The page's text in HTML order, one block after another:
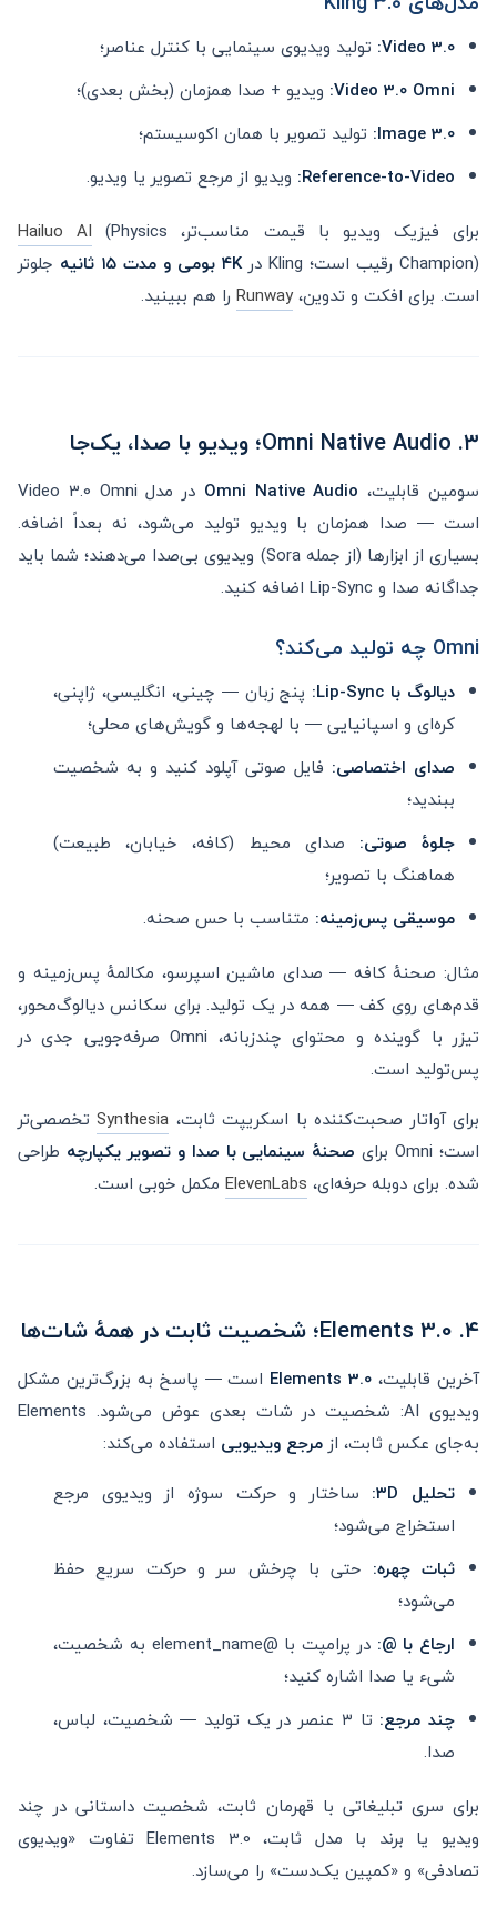
Video 3.0: تولید ویدیوی سینمایی با کنترل عناصر؛
Video 3.0 Omni: ویدیو + صدا همزمان (بخش بعدی)؛
Image 3.0: تولید تصویر با همان اکوسیستم؛
Reference-to-Video: ویدیو از مرجع تصویر یا ویدیو.
برای فیزیک ویدیو با قیمت مناسب‌تر،
Hailuo AI (Physics
Champion) رقیب است؛ Kling در
۴K بومی و مدت ۱۵ ثانیه
جلوتر
است. برای افکت و تدوین،Runway را هم ببینید.
۳. Omni Native Audio؛ ویدیو با صدا، یک‌جا
سومین قابلیت، Omni Native Audio
در مدل Video 3.0 Omni
است — صدا همزمان با ویدیو تولید می‌شود، نه بعداً اضافه.
بسیاری از ابزارها (از جمله Sora) ویدیوی بی‌صدا می‌دهند؛ شما باید
جداگانه صدا و Lip-Sync اضافه کنید.
Omni چه تولید می‌کند؟
دیالوگ با Lip-Sync:
پنج زبان — چینی، انگلیسی، ژاپنی،
کره‌ای و اسپانیایی — با لهجه‌ها و گویش‌های محلی؛
صدای اختصاصی: فایل صوتی آپلود کنید و به شخصیت
ببندید؛
جلوهٔ صوتی: صدای محیط (کافه، خیابان، طبیعت)
هماهنگ با تصویر؛
موسیقی پس‌زمینه: متناسب با حس صحنه.
مثال: صحنهٔ کافه — صدای ماشین اسپرسو، مکالمهٔ پس‌زمینه و
قدم‌های روی کف — همه در یک تولید. برای سکانس دیالوگ‌محور،
تیزر با گوینده و محتوای چندزبانه، Omni صرفه‌جویی جدی در
پس‌تولید است.
برای آواتار صحبت‌کننده با اسکریپت ثابت، Synthesiaتخصصی‌تر
است؛ Omni برای
صحنهٔ سینمایی با صدا و تصویر یکپارچه طراحی
شده. برای دوبله حرفه‌ای، ElevenLabs مکمل خوبی است.
۴. Elements 3.0؛ شخصیت ثابت در همهٔ شات‌ها
آخرین قابلیت، Elements 3.0 است — پاسخ به بزرگ‌ترین مشکل
ویدیوی AI: شخصیت در شات بعدی عوض می‌شود. Elements
به‌جای عکس ثابت، از مرجع ویدیویی استفاده می‌کند:
تحلیل ۳D:
ساختار و حرکت سوژه از ویدیوی مرجع
استخراج می‌شود؛
ثبات چهره: حتی با چرخش سر و حرکت سریع حفظ
می‌شود؛
ارجاع با @:
در پرامپت با @element_name به شخصیت،
شیء یا صدا اشاره کنید؛
چند مرجع:
تا ۳ عنصر در یک تولید — شخصیت، لباس،
صدا.
برای سری تبلیغاتی با قهرمان ثابت، شخصیت داستانی در چند
ویدیو یا برند با مدل ثابت، Elements 3.0 تفاوت «ویدیوی
تصادفی» و «کمپین یک‌دست» را می‌سازد.